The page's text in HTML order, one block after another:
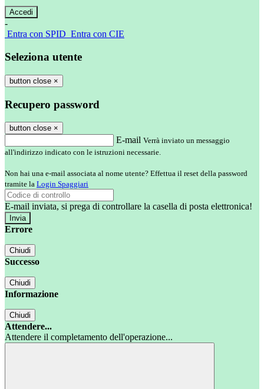
-
Entra con SPID Entra con CIE
Seleziona utente
button close ×
Recupero password
button close ×
E-mail Verrà inviato un messaggio
all'indirizzo indicato con le istruzioni necessarie.
Non hai una e-mail associata al nome utente? Effettua il reset della password
tramite la Login Spaggiari
E-mail inviata, si prega di controllare la casella di posta elettronica!
Errore
Chiudi
Successo
Chiudi
Informazione
Chiudi
Attendere...
Attendere il completamento dell'operazione...